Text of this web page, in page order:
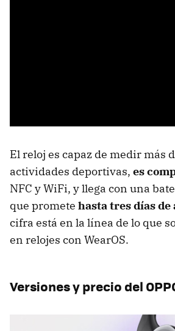
El reloj es capaz de medir más
actividades deportivas, es
NFC y WiFi, y llega con una
que promete hasta tres días
cifra está en la línea de lo que
en relojes con WearOS.
Versiones y precio del